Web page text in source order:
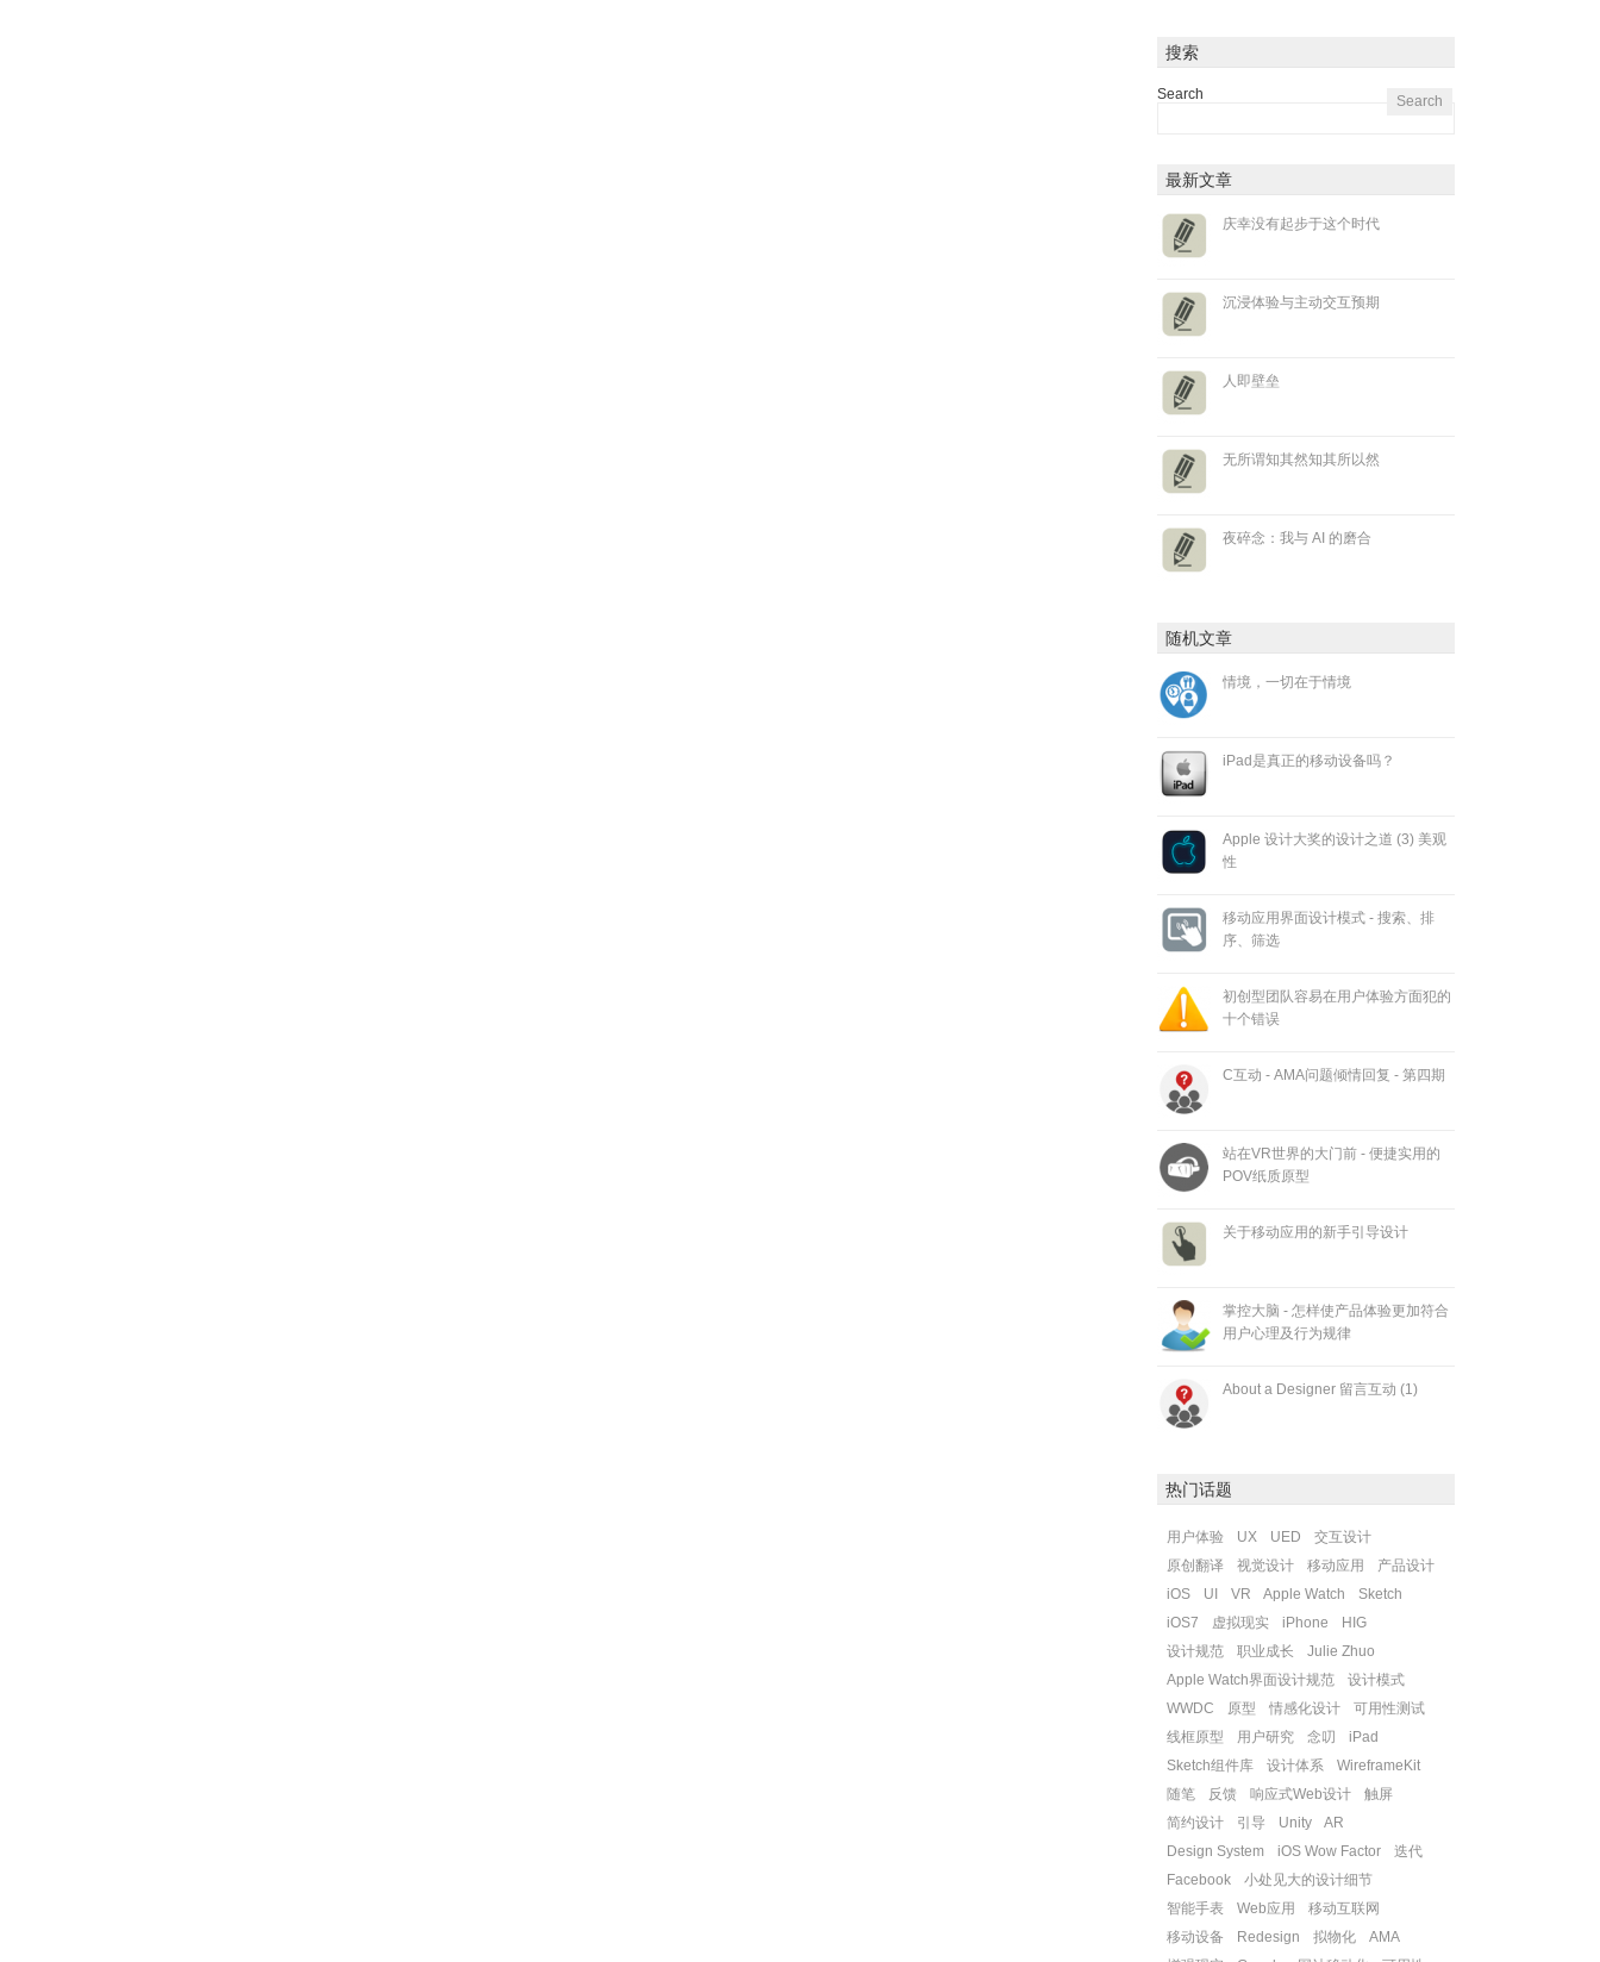
搜索
Search
最新文章
庆幸没有起步于这个时代
沉浸体验与主动交互预期
人即壁垒
无所谓知其然知其所以然
夜碎念：我与 AI 的磨合
随机文章
情境，一切在于情境
iPad是真正的移动设备吗？
Apple 设计大奖的设计之道 (3) 美观
性
移动应用界面设计模式 - 搜索、排
序、筛选
初创型团队容易在用户体验方面犯的
十个错误
C互动 - AMA问题倾情回复 - 第四期
站在VR世界的大门前 - 便捷实用的
POV纸质原型
关于移动应用的新手引导设计
掌控大脑 - 怎样使产品体验更加符合
用户心理及行为规律
About a Designer 留言互动 (1)
热门话题
用户体验 UX UED
交互设计
原创翻译
视觉设计 移动应用
产品设计
iOS
UI VR Apple Watch
Sketch
iOS7
虚拟现实 iPhone
HIG
设计规范
职业成长
Julie Zhuo
Apple Watch界面设计规范
设计模式
WWDC
原型 情感化设计
可用性测试
线框原型
用户研究 念叨
iPad
Sketch组件库
设计体系
WireframeKit
随笔
反馈 响应式Web设计
触屏
简约设计
引导 Unity
AR
Design System
iOS Wow Factor
迭代
Facebook
小处见大的设计细节
智能手表
Web应用
移动互联网
移动设备
Redesign 拟物化
AMA